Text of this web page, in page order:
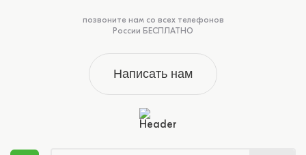
позвоните нам со всех телефонов
России БЕСПЛАТНО
Написать нам